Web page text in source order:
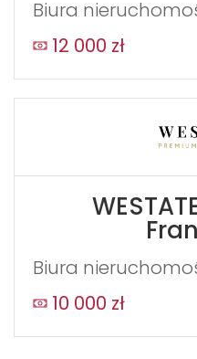
Biura
12 000 zł
Biura
10 000 zł